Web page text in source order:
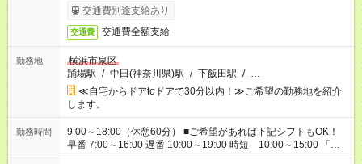
交通費別途支給あり
交通費 交通費全額支給
勤務地
横浜市泉区
踊場駅 / 中田(神奈川県)駅 / 下飯田駅 / …
≪自宅からドアtoドアで30分以内！≫ご希望の勤務地を紹介
します。
勤務時間
9:00～18:00（休憩60分） ■ご希望があれば下記シフトもOK！
早番 7:00～16:00 遅番 10:00～19:00 時短 10:00～15:00 「家
族と休みを合わせたい」 「余裕を持って夕飯の準備がしたい」